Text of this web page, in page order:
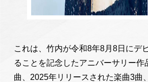
これは、竹内が令和8年8月8日にデ
ることを記念したアニバーサリー作
曲、2025年リリースされた楽曲3曲